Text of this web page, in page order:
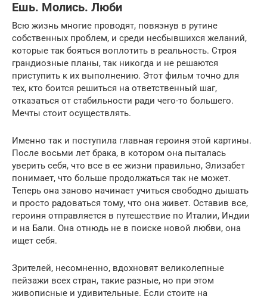
Ешь. Молись. Люби
Всю жизнь многие проводят, повязнув в рутине
собственных проблем, и среди несбывшихся желаний,
которые так бояться воплотить в реальность. Строя
грандиозные планы, так никогда и не решаются
приступить к их выполнению. Этот фильм точно для
тех, кто боится решиться на ответственный шаг,
отказаться от стабильности ради чего-то большего.
Мечты стоит осуществлять.
Именно так и поступила главная героиня этой картины.
После восьми лет брака, в котором она пыталась
уверить себя, что все в ее жизни правильно, Элизабет
понимает, что больше продолжаться так не может.
Теперь она заново начинает учиться свободно дышать
и просто радоваться тому, что она живет. Оставив все,
героиня отправляется в путешествие по Италии, Индии
и на Бали. Она отнюдь не в поиске новой любви, она
ищет себя.
Зрителей, несомненно, вдохновят великолепные
пейзажи всех стран, такие разные, но при этом
живописные и удивительные. Если стоите на